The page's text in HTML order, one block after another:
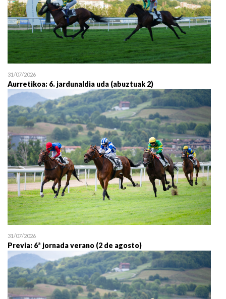
31/07/2026
Aurretikoa: 6. jardunaldia uda (abuztuak 2)
31/07/2026
Previa: 6ª jornada verano (2 de agosto)